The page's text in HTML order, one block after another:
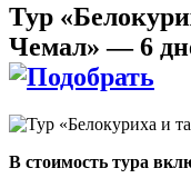
Тур
Чемал» — 6
В стоимость тура